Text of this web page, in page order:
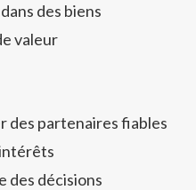
des biens
valeur
des partenaires fiables
des décisions